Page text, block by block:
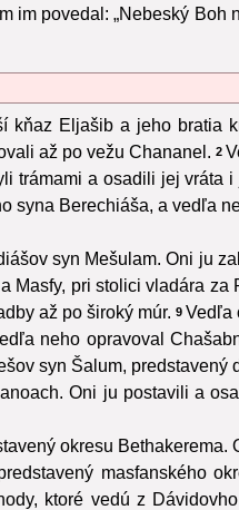
im povedal: „Nebeský
kňaz Eljašib a jeho bratia
až po vežu Chananel. 2
trámami a osadili jej vráta
syna Berechiáša, a vedľa
syn Mešulam. Oni ju
Masfy, pri stolici vladára za
až po široký múr. 9 Vedľa
neho opravoval
syn Šalum,
Oni ju postavili a
okresu
masfanského
ktoré vedú z